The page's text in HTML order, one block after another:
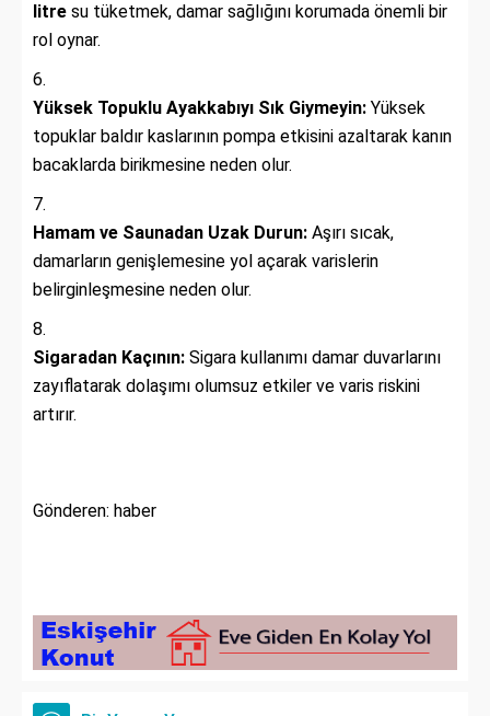
litre su tüketmek, damar sağlığını korumada önemli bir
rol oynar.
Yüksek Topuklu Ayakkabıyı Sık Giymeyin: Yüksek
topuklar baldır kaslarının pompa etkisini azaltarak kanın
bacaklarda birikmesine neden olur.
Hamam ve Saunadan Uzak Durun: Aşırı sıcak,
damarların genişlemesine yol açarak varislerin
belirginleşmesine neden olur.
Sigaradan Kaçının: Sigara kullanımı damar duvarlarını
zayıflatarak dolaşımı olumsuz etkiler ve varis riskini
artırır.
Gönderen: haber